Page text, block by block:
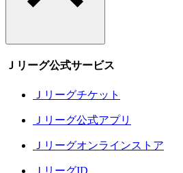
Ｊリーグ公式サービス
Ｊリーグチケット
Ｊリーグ公式アプリ
Ｊリーグオンラインストア
ＪリーグID